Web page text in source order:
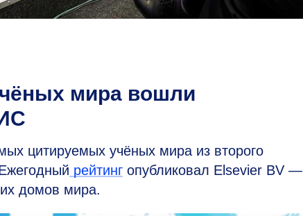
мира вошли
цитируемых учёных мира из второго
рейтинг опубликовал Elsevier BV —
домов мира.